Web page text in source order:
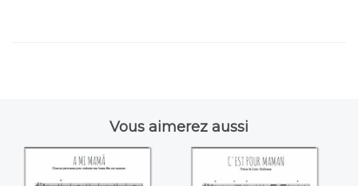
Vous aimerez aussi